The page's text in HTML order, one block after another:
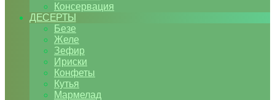
Консервация
ДЕСЕРТЫ
Безе
Желе
Зефир
Ириски
Конфеты
Кутья
Мармелад